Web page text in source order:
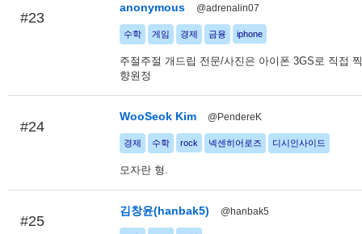
#23
anonymous @adrenalin07
수학 게임 경제 금융 iphone
주절주절 개드립 전문/사진은 아이폰 3GS로 직접
향원정
#24
WooSeok Kim @PendereK
경제 수학 rock 넥센히어로즈 디시인사이드
모자란 형.
#25
김창윤(hanbak5) @hanbak5